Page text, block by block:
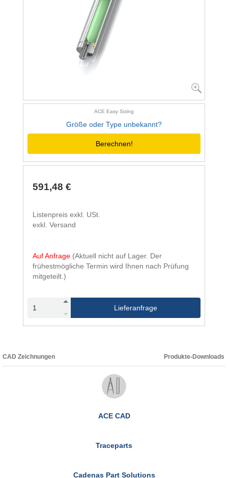
ACE Easy Sizing
Größe oder Type unbekannt?
Berechnen!
591,48 €
Listenpreis exkl. USt.
exkl. Versand
Auf Anfrage (Aktuell nicht auf Lager. Der
frühestmögliche Termin wird Ihnen nach Prüfung
mitgeteilt.)
Lieferanfrage
CAD Zeichnungen Produkte-Downloads
ACE CAD
Traceparts
Cadenas Part Solutions